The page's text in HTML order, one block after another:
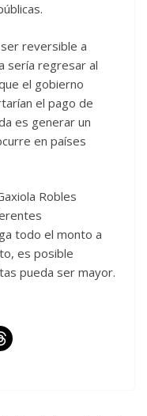
reversible a
sería regresar al
el gobierno
el pago de
es generar un
en países
Robles
todo el monto a
es posible
pueda ser mayor.